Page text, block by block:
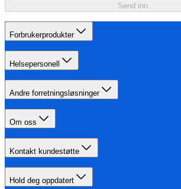
Send inn
Forbrukerprodukter
Helsepersonell
Andre forretningsløsninger
Om oss
Kontakt kundestøtte
Hold deg oppdatert